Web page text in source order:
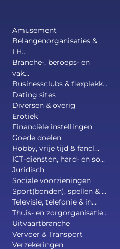
Amusement
Belangenorganisaties &
LH...
Branche-, beroeps- en
vak...
Businessclubs & flexplekk...
Dating sites
Diversen & overig
Erotiek
Financiële instellingen
Goede doelen
Hobby, vrije tijd & fancl...
ICT-diensten, hard- en so...
Juridisch
Sociale voorzieningen
Sport(bonden), spellen & ...
Televisie, telefonie & in...
Thuis- en zorgorganisatie...
Uitvaartbranche
Vervoer & Transport
Verzekeringen